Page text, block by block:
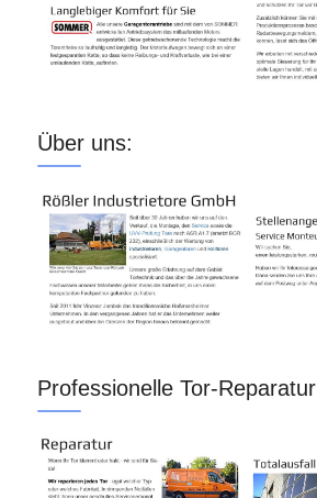
Über uns:
Professionelle Tor-Reparatur